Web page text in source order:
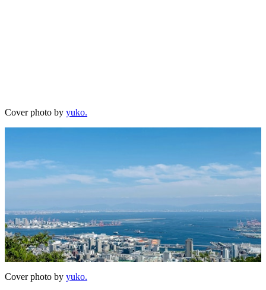
Cover photo by yuko.
Cover photo by yuko.